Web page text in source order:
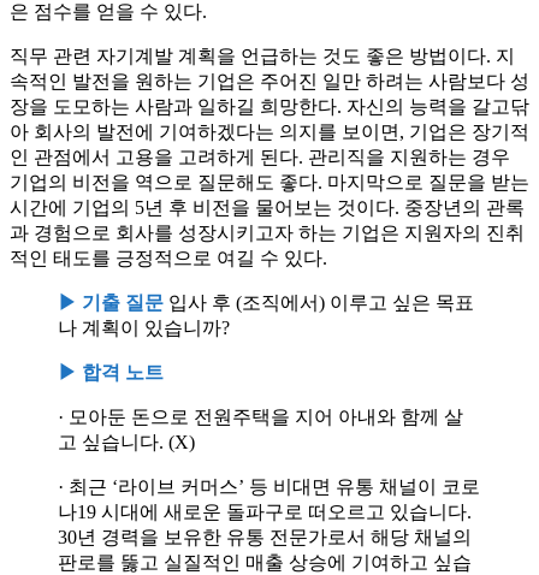
은 점수를 얻을 수 있다.
직무 관련 자기계발 계획을 언급하는 것도 좋은 방법이다. 지
속적인 발전을 원하는 기업은 주어진 일만 하려는 사람보다 성
장을 도모하는 사람과 일하길 희망한다. 자신의 능력을 갈고닦
아 회사의 발전에 기여하겠다는 의지를 보이면, 기업은 장기적
인 관점에서 고용을 고려하게 된다. 관리직을 지원하는 경우
기업의 비전을 역으로 질문해도 좋다. 마지막으로 질문을 받는
시간에 기업의 5년 후 비전을 물어보는 것이다. 중장년의 관록
과 경험으로 회사를 성장시키고자 하는 기업은 지원자의 진취
적인 태도를 긍정적으로 여길 수 있다.
▶ 기출 질문 입사 후 (조직에서) 이루고 싶은 목표
나 계획이 있습니까?
▶ 합격 노트
· 모아둔 돈으로 전원주택을 지어 아내와 함께 살
고 싶습니다. (X)
· 최근 ‘라이브 커머스’ 등 비대면 유통 채널이 코로
나19 시대에 새로운 돌파구로 떠오르고 있습니다.
30년 경력을 보유한 유통 전문가로서 해당 채널의
판로를 뚫고 실질적인 매출 상승에 기여하고 싶습